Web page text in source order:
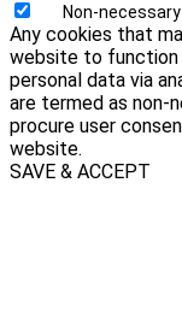
Non-necessary
Any cookies that
website to function
personal data via
are termed as non-
procure user
website.
SAVE & ACCEPT